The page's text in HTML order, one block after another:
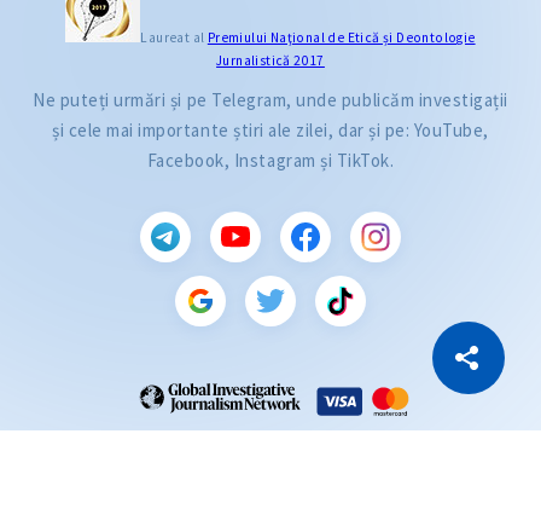
Copiază Link
Laureat al Premiului Naţional de Etică și Deontologie
Jurnalistică 2017
Ne puteți urmări și pe Telegram, unde publicăm investigații
și cele mai importante știri ale zilei, dar și pe: YouTube,
Facebook, Instagram și TikTok.